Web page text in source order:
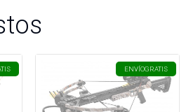
ENVÍOGRATIS